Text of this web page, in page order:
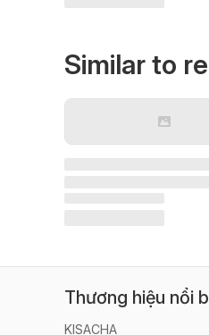
Similar to
Thương hiệu nổi
KISACHA